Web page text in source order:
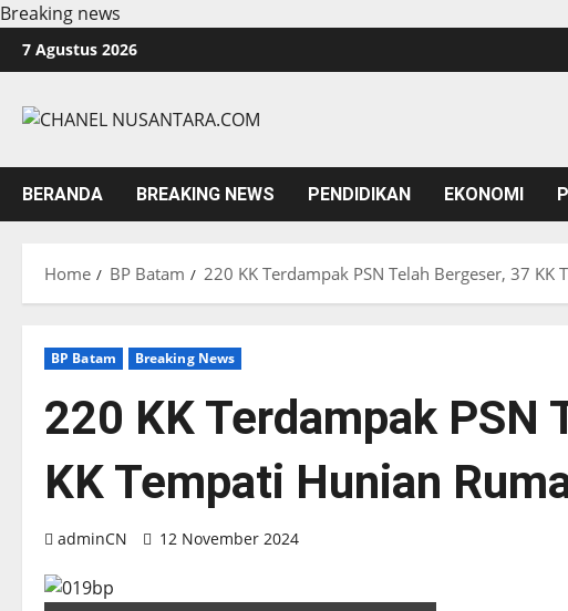
Breaking news
Skip
to
7 Agustus 2026
BERANDA BREAKING NEWS PENDIDIKAN EKONOMI
Home BP Batam 220 KK Terdampak PSN Telah Bergeser, 37
BP Batam Breaking News
220 KK Terdampak PSN
KK Tempati Hunian
adminCN 12 November 2024